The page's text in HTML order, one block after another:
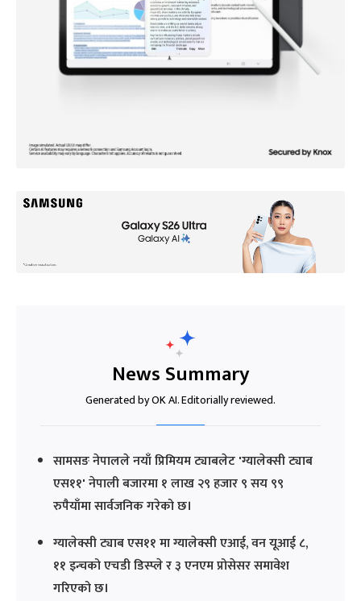
News Summary
Generated by OK AI. Editorially reviewed.
सामसङ नेपालले नयाँ प्रिमियम ट्याबलेट 'ग्यालेक्सी ट्याब
एस११' नेपाली बजारमा १ लाख २९ हजार ९ सय ९९
रुपैयाँमा सार्वजनिक गरेको छ।
ग्यालेक्सी ट्याब एस११ मा ग्यालेक्सी एआई, वन यूआई ८,
११ इन्चको एचडी डिस्प्ले र ३ एनएम प्रोसेसर समावेश
गरिएको छ।